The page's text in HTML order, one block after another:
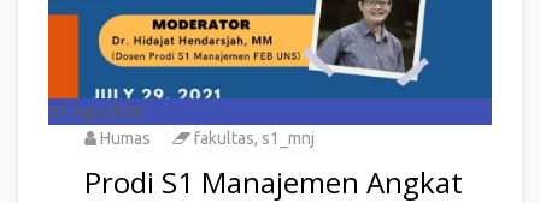
07 Agu 2026
Humas
fakultas, s1_mnj
Prodi S1 Manajemen Angkat